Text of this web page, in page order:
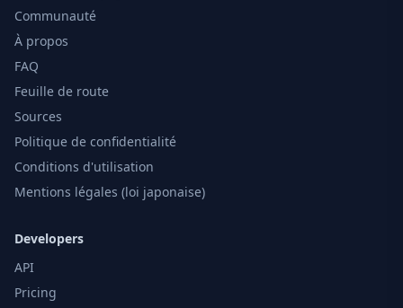
Communauté
À propos
FAQ
Feuille de route
Sources
Politique de confidentialité
Conditions d'utilisation
Mentions légales (loi japonaise)
Developers
API
Pricing